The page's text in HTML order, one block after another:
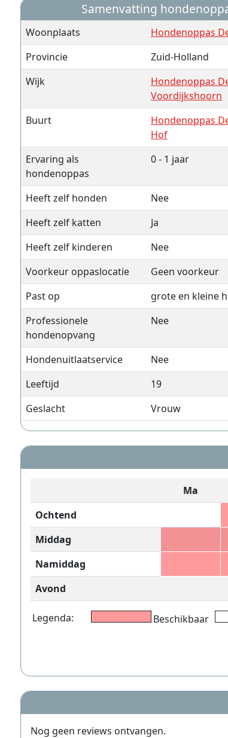
Samenvatting
Woonplaats Hondenoppas
Provincie
Zuid-Holland
Wijk
Hondenoppas
Voordijkshoorn
Buurt
Hondenoppas
Hof
Ervaring als
hondenoppas
0 - 1 jaar
Heeft zelf honden
Nee
Heeft zelf katten
Ja
Heeft zelf kinderen
Nee
Voorkeur oppaslocatie
Geen voorkeur
Past op
grote en kleine
Professionele
hondenopvang
Nee
Hondenuitlaatservice
Nee
Leeftijd
19
Geslacht
Vrouw
Ma
Ochtend
Middag
Namiddag
Avond
Legenda: Beschikbaar
Nog geen reviews ontvangen.